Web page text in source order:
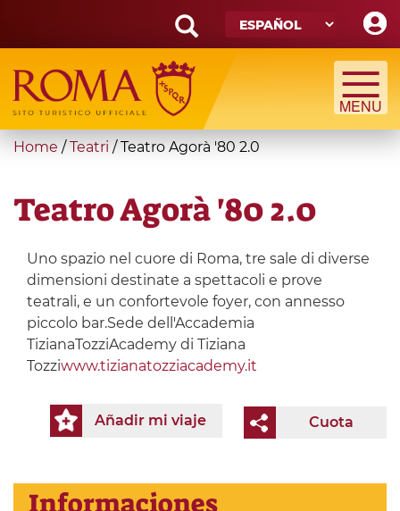
main
content
Search
form
Búsqueda
You
here
Home / Teatri /Teatro Agorà '80 2.0
Teatro Agorà '80 2.0
Uno spazio nel cuore di Roma, tre sale di diverse
dimensioni destinate a spettacoli e prove
teatrali, e un confortevole foyer, con annesso
piccolo bar.Sede dell'Accademia
TizianaTozziAcademy di Tiziana
Tozziwww.tizianatozziacademy.it
Cuota
Añadir mi viaje
Informaciones